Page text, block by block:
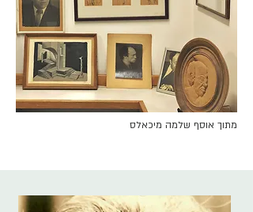
מתוך אוסף שלמה מיכאלס